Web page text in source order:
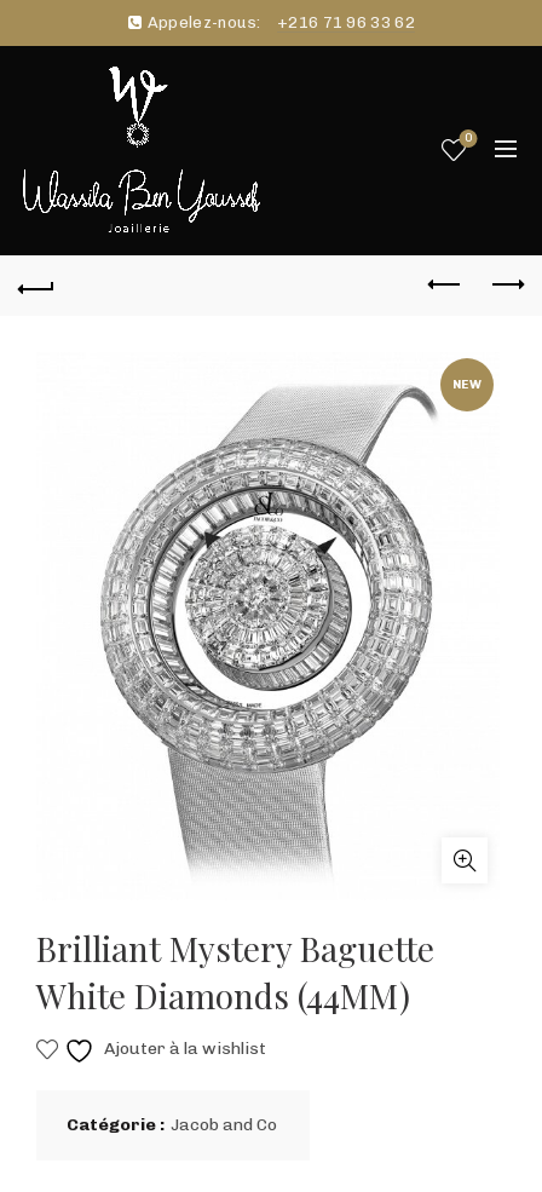
Appelez-nous: +216 71 96 33 62
0
NEW
Brilliant Mystery Baguette
White Diamonds (44MM)
Ajouter à la wishlist
Catégorie : Jacob and Co